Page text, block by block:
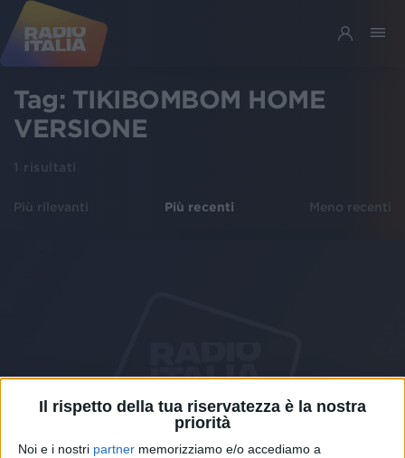
Il rispetto della tua riservatezza è la nostra
priorità
Noi e i nostri partner memorizziamo e/o accediamo a
Tag: TIKIBOMBOM HOME
VERSIONE
1 risultati
Più rilevanti Più recenti Meno recenti